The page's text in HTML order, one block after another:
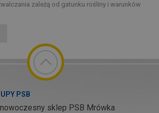
zależą od gatunku rośliny i warunków
PSB
sklep PSB Mrówka